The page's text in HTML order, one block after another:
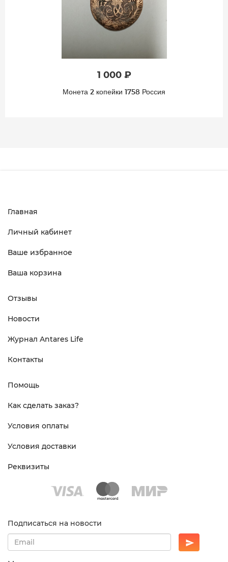
1 000 ₽
Монета 2 копейки 1758 Россия
Главная
Личный кабинет
Ваше избранное
Ваша корзина
Отзывы
Новости
Журнал Antares Life
Контакты
Помощь
Как сделать заказ?
Условия оплаты
Условия доставки
Реквизиты
Подписаться на новости